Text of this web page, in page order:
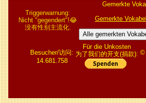
Triggerwarnung:
Nicht "gegendert"!😂
没有性别主流化.
Gemerkte
Gemerkte
Alle gemerkten
Besucher/访问:
14.681.758
Für die Unkosten
为了我们的开支(捐款): ©